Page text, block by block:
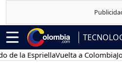
la EspriellaVuelta a ColombiaJorge